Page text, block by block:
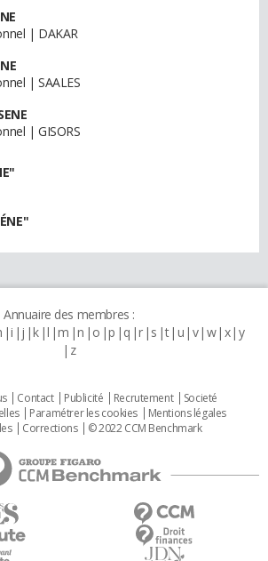
| DAKAR
| SAALES
| GISORS
Annuaire des membres :
i j k l m n o p q r s t u v w x y
z
Contact Publicité Recrutement
Societé
Paramétrer les cookies
Mentions légales
Corrections © 2022 CCM Benchmark